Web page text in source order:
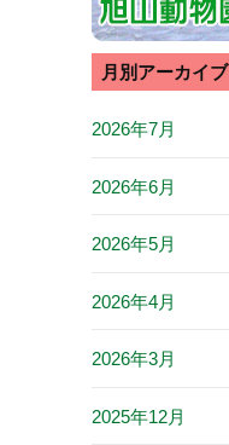
月別アーカイブ
2026年7月
2026年6月
2026年5月
2026年4月
2026年3月
2025年12月